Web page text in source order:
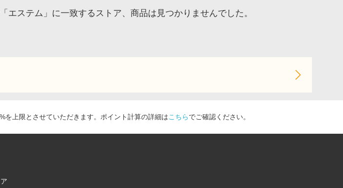
エステム」に一致するストア、商品は見つかりませんでした。
上限とさせていただきます。ポイント計算の詳細はこちらでご確認ください。